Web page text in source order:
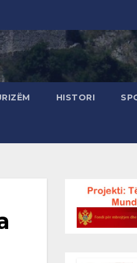
HISTORI